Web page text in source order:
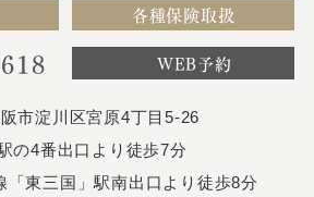
各種保険取扱
WEB予約
市淀川区宮原4丁目5-26
の4番出口より徒歩7分
東三国」駅南出口より徒歩8分